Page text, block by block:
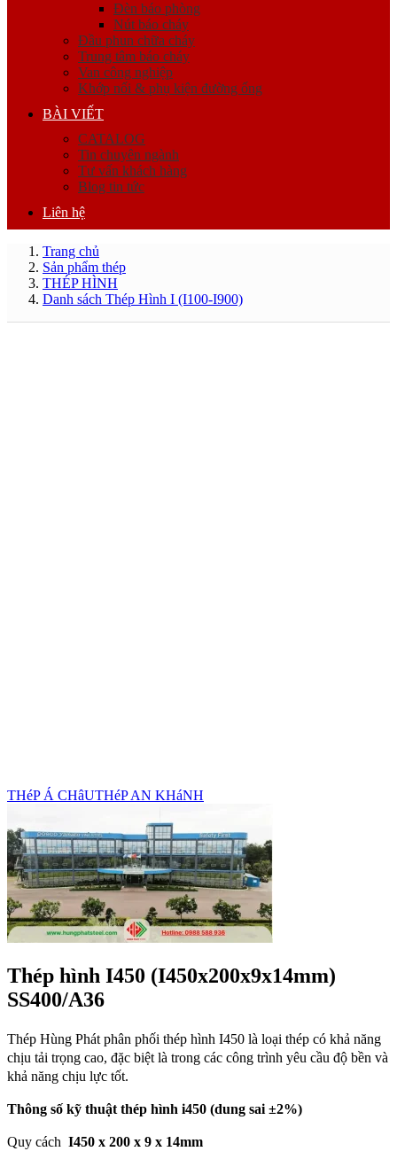
Đèn báo phòng
Nút báo cháy
Đầu phun chữa cháy
Trung tâm báo cháy
Van công nghiệp
Khớp nối & phụ kiện đường ống
BÀI VIẾT
CATALOG
Tin chuyên ngành
Tư vấn khách hàng
Blog tin tức
Liên hệ
Trang chủ
Sản phẩm thép
THÉP HÌNH
Danh sách Thép Hình I (I100-I900)
THéP Á CHâUTHéP AN KHáNH
Thép hình I450 (I450x200x9x14mm)
SS400/A36
Thép Hùng Phát phân phối thép hình I450 là loại thép có khả năng
chịu tải trọng cao, đặc biệt là trong các công trình yêu cầu độ bền và
khả năng chịu lực tốt.
Thông số kỹ thuật thép hình i450 (dung sai ±2%)
Quy cách I450 x 200 x 9 x 14mm